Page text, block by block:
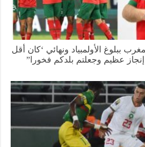
للمغرب ببلوغ الأولمبياد ونهائي ‘كان أقل